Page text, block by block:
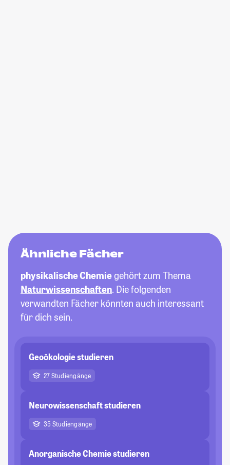
Ähnliche Fächer
physikalische Chemiegehört zum Thema
Naturwissenschaften. Die folgenden
verwandten Fächer könnten auch interessant
für dich sein.
Geoökologie studieren
27 Studiengänge
Neurowissenschaft studieren
35 Studiengänge
Anorganische Chemie studieren